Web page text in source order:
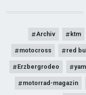
Archiv ktm
motocross red
Erzbergrodeo
motorrad-magazin